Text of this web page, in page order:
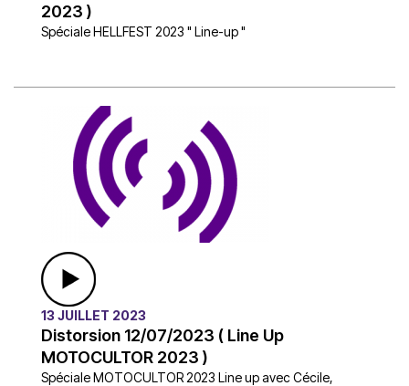
2023 )
Spéciale HELLFEST 2023 " Line-up "
13 JUILLET 2023
Distorsion 12/07/2023 ( Line Up
MOTOCULTOR 2023 )
Spéciale MOTOCULTOR 2023 Line up avec Cécile,